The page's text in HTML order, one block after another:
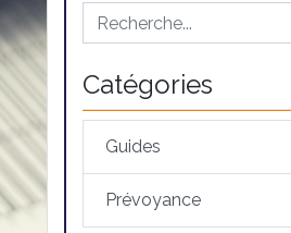
Catégories
Guides
Prévoyance